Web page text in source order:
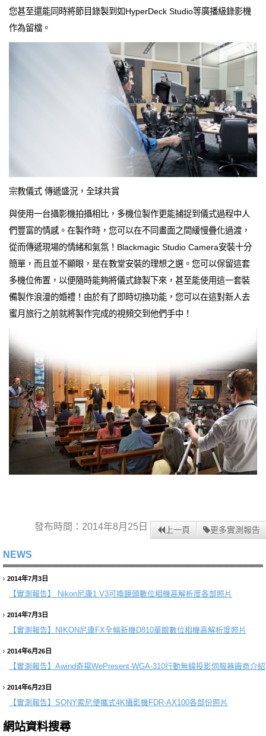
您甚至還能同時將節目錄製到如HyperDeck Studio等廣播級錄影機
作為留檔。
宗教儀式 傳遞盛況，全球共賞
與使用一台攝影機拍攝相比，多機位製作更能捕捉到儀式過程中人
們豐富的情感。在製作時，您可以在不同畫面之間緩慢疊化過渡，
從而傳遞現場的情緒和氣氛！Blackmagic Studio Camera安裝十分
簡單，而且並不顯眼，是在教堂安裝的理想之選。您可以保留這套
多機位佈置，以便隨時能夠將儀式錄製下來，甚至能使用這一套裝
備製作浪漫的婚禮！由於有了即時切換功能，您可以在這對新人去
蜜月旅行之前就將製作完成的視頻交到他們手中！
發布時間：2014年8月25日 上一頁 更多實測報告
NEWS
2014年7月3日
【實測報告】 Nikon尼康1 V3可換鏡頭數位相機高解析度各部照片
2014年7月3日
【實測報告】 NIKON尼康FX全幅新機D810單眼數位相機高解析度照片
2014年6月26日
【實測報告】 Awind奇揚WePresent-WGA-310行動無線投影伺服器廠商介紹
2014年6月23日
【實測報告】 SONY索尼便攜式4K攝影機FDR-AX100各部份照片
網站資料搜尋